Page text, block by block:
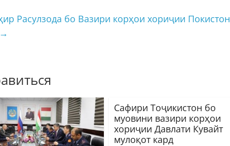
Расулзода бо Вазири корҳои хориҷии Покистон
→
Сафири Тоҷикистон бо
муовини вазири корҳои
хориҷии Давлати Кувайт
мулоқот кард